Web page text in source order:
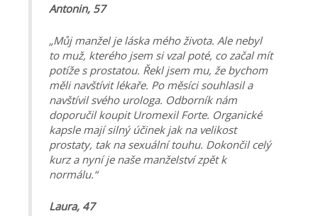
Antonin, 57
„Můj manžel je láska mého života. Ale nebyl
to muž, kterého jsem si vzal poté, co začal mít
potíže s prostatou. Řekl jsem mu, že bychom
měli navštívit lékaře. Po měsíci souhlasil a
navštívil svého urologa. Odborník nám
doporučil koupit Uromexil Forte. Organické
kapsle mají silný účinek jak na velikost
prostaty, tak na sexuální touhu. Dokončil celý
kurz a nyní je naše manželství zpět k
normálu.“
Laura, 47